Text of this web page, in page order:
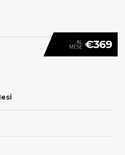
AL
MESE €369